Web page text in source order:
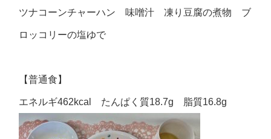
ツナコーンチャーハン 味噌汁 凍り豆腐の煮物 ブ
ロッコリーの塩ゆで
【普通食】
エネルギ462kcal たんぱく質18.7g 脂質16.8g